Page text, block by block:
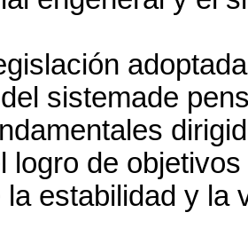
sistemade
logro de
la estabilidad y la